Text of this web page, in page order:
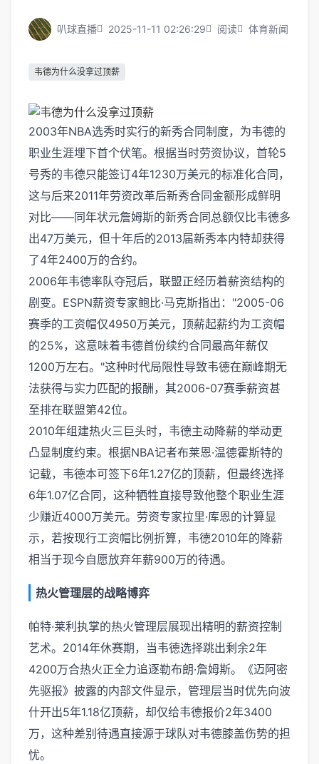
叭球直播 2025-11-11 02:26:29 阅读 体育新闻
韦德为什么没拿过顶薪
2003年NBA选秀时实行的新秀合同制度，为韦德的
职业生涯埋下首个伏笔。根据当时劳资协议，首轮5
号秀的韦德只能签订4年1230万美元的标准化合同，
这与后来2011年劳资改革后新秀合同金额形成鲜明
对比——同年状元詹姆斯的新秀合同总额仅比韦德多
出47万美元，但十年后的2013届新秀本内特却获得
了4年2400万的合约。
2006年韦德率队夺冠后，联盟正经历着薪资结构的
剧变。ESPN薪资专家鲍比·马克斯指出："2005-06
赛季的工资帽仅4950万美元，顶薪起薪约为工资帽
的25%，这意味着韦德首份续约合同最高年薪仅
1200万左右。"这种时代局限性导致韦德在巅峰期无
法获得与实力匹配的报酬，其2006-07赛季薪资甚
至排在联盟第42位。
2010年组建热火三巨头时，韦德主动降薪的举动更
凸显制度约束。根据NBA记者布莱恩·温德霍斯特的
记载，韦德本可签下6年1.27亿的顶薪，但最终选择
6年1.07亿合同，这种牺牲直接导致他整个职业生涯
少赚近4000万美元。劳资专家拉里·库恩的计算显
示，若按现行工资帽比例折算，韦德2010年的降薪
相当于现今自愿放弃年薪900万的待遇。
热火管理层的战略博弈
帕特·莱利执掌的热火管理层展现出精明的薪资控制
艺术。2014年休赛期，当韦德选择跳出剩余2年
4200万合热火正全力追逐勒布朗·詹姆斯。《迈阿密
先驱报》披露的内部文件显示，管理层当时优先向波
什开出5年1.18亿顶薪，却仅给韦德报价2年3400
万，这种差别待遇直接源于球队对韦德膝盖伤势的担
忧。